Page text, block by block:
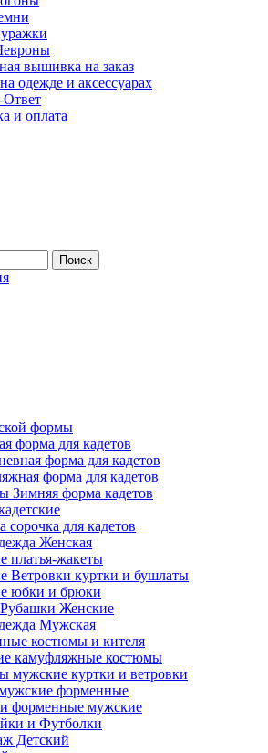
вышивка на заказ
одежде и аксессуарах
и оплата
Поиск
формы
форма для кадетов
форма для кадетов
форма для кадетов
Зимняя форма кадетов
сорочка для кадетов
Женская
платья-жакеты
Ветровки куртки и бушлаты
юбки и брюки
Женские
Мужская
костюмы и кителя
камуфляжные костюмы
мужские куртки и ветровки
форменные
форменные мужские
и Футболки
Детский